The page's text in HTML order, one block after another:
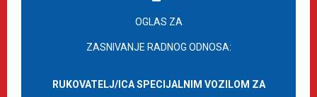
OGLAS ZA
ZASNIVANJE RADNOG ODNOSA:
RUKOVATELJ/ICA SPECIJALNIM VOZILOM ZA